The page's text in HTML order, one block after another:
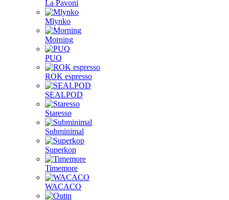
La Pavoni
Mlynko
Morning
PUQ
ROK espresso
SEALPOD
Staresso
Subminimal
Superkop
Timemore
WACACO